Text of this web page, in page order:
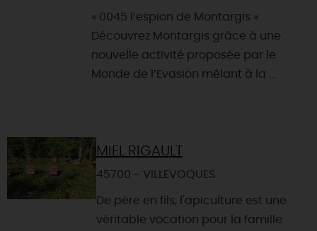
« 0045 l’espion de Montargis »
Découvrez Montargis grâce à une
nouvelle activité proposée par le
Monde de l’Evasion mêlant à la ...
MIEL RIGAULT
45700 - VILLEVOQUES
De père en fils, l'apiculture est une
véritable vocation pour la famille